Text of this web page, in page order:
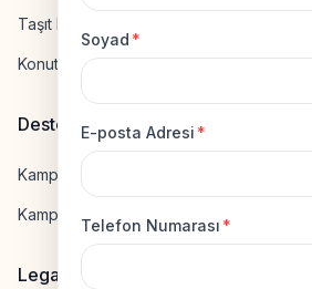
Soyad *
E-posta Adresi *
Telefon Numarası *
Taşıt Kredisi Hesapla
Konut Kredisi Hesapla
Destek
Kampanya Gönderme
Kampanyaya Katılma
Legal